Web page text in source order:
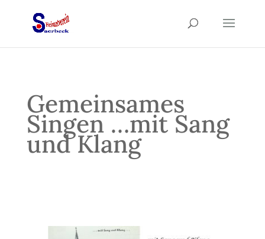
Gemeinsames
Singen …mit Sang
und Klang